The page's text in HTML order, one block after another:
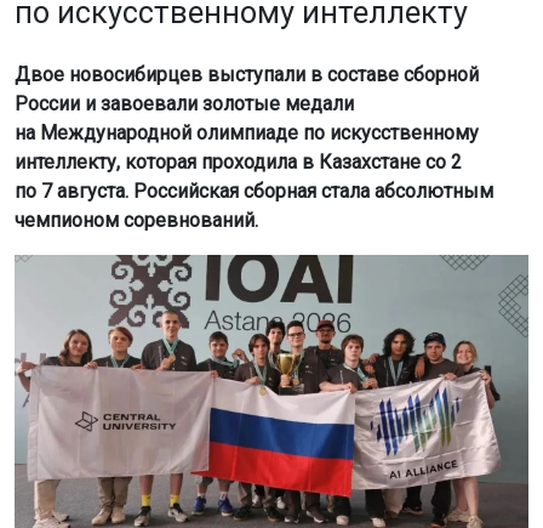
по искусственному интеллекту
Двое новосибирцев выступали в составе сборной
России и завоевали золотые медали
на Международной олимпиаде по искусственному
интеллекту, которая проходила в Казахстане со 2
по 7 августа. Российская сборная стала абсолютным
чемпионом соревнований.